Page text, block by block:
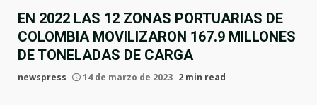
EN 2022 LAS 12 ZONAS PORTUARIAS DE
COLOMBIA MOVILIZARON 167.9 MILLONES
DE TONELADAS DE CARGA
newspress 14 de marzo de 2023 2 min read